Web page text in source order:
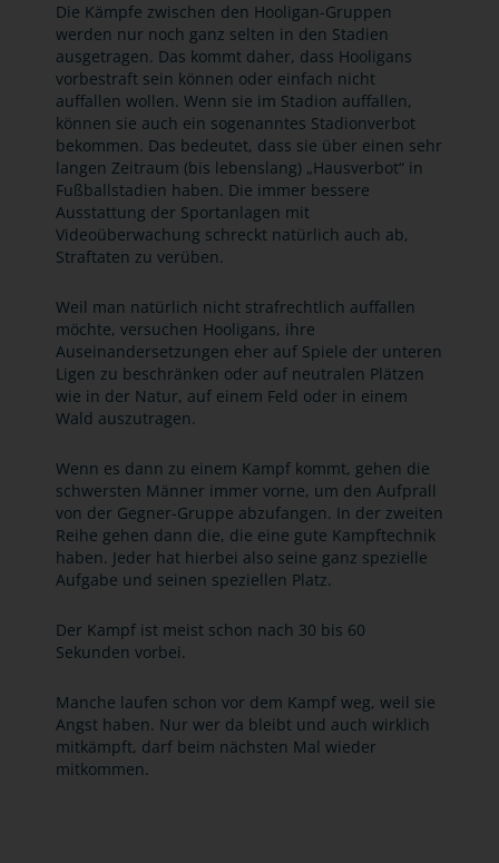
Die Kämpfe zwischen den Hooligan-Gruppen
werden nur noch ganz selten in den Stadien
ausgetragen. Das kommt daher, dass Hooligans
vorbestraft sein können oder einfach nicht
auffallen wollen. Wenn sie im Stadion auffallen,
können sie auch ein sogenanntes Stadionverbot
bekommen. Das bedeutet, dass sie über einen sehr
langen Zeitraum (bis lebenslang) „Hausverbot“ in
Fußballstadien haben. Die immer bessere
Ausstattung der Sportanlagen mit
Videoüberwachung schreckt natürlich auch ab,
Straftaten zu verüben.
Weil man natürlich nicht strafrechtlich auffallen
möchte, versuchen Hooligans, ihre
Auseinandersetzungen eher auf Spiele der unteren
Ligen zu beschränken oder auf neutralen Plätzen
wie in der Natur, auf einem Feld oder in einem
Wald auszutragen.
Wenn es dann zu einem Kampf kommt, gehen die
schwersten Männer immer vorne, um den Aufprall
von der Gegner-Gruppe abzufangen. In der zweiten
Reihe gehen dann die, die eine gute Kampftechnik
haben. Jeder hat hierbei also seine ganz spezielle
Aufgabe und seinen speziellen Platz.
Der Kampf ist meist schon nach 30 bis 60
Sekunden vorbei.
Manche laufen schon vor dem Kampf weg, weil sie
Angst haben. Nur wer da bleibt und auch wirklich
mitkämpft, darf beim nächsten Mal wieder
mitkommen.